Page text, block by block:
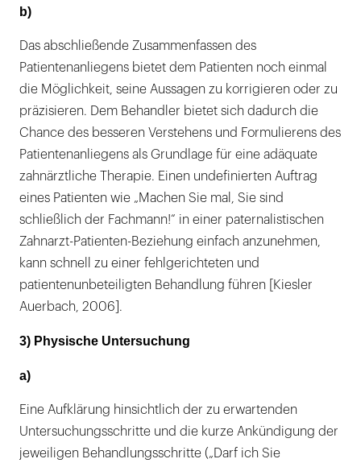
b)
Das abschließende Zusammenfassen des
Patientenanliegens bietet dem Patienten noch einmal
die Möglichkeit, seine Aussagen zu korrigieren oder zu
präzisieren. Dem Behandler bietet sich dadurch die
Chance des besseren Verstehens und Formulierens des
Patientenanliegens als Grundlage für eine adäquate
zahnärztliche Therapie. Einen undefinierten Auftrag
eines Patienten wie „Machen Sie mal, Sie sind
schließlich der Fachmann!“ in einer paternalistischen
Zahnarzt-Patienten-Beziehung einfach anzunehmen,
kann schnell zu einer fehlgerichteten und
patientenunbeteiligten Behandlung führen [Kiesler
Auerbach, 2006].
3) Physische Untersuchung
a)
Eine Aufklärung hinsichtlich der zu erwartenden
Untersuchungsschritte und die kurze Ankündigung der
jeweiligen Behandlungsschritte („Darf ich Sie